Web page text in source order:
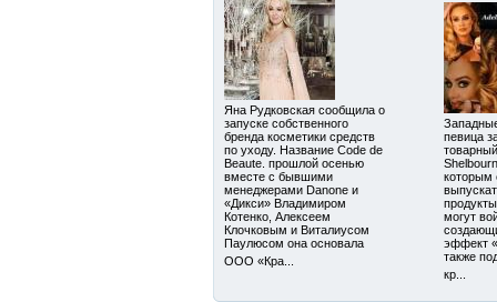
Яна Рудковская сообщила о
запуске собственного
бренда косметики средств
по уходу. Название Code de
Beaute. прошлой осенью
вместе с бывшими
менеджерами Danone и
«Дикси» Владимиром
Котенко, Алексеем
Клочковым и Виталиусом
Паулюсом она основала
ООО «Кра...
певица
которым
могут
эффект
также
кр...